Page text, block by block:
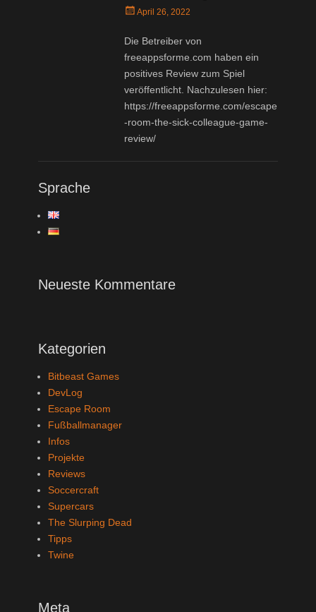
PostedApril 26, 2022
Die Betreiber von
freeappsforme.com haben ein
positives Review zum Spiel
veröffentlicht. Nachzulesen hier:
https://freeappsforme.com/escape
-room-the-sick-colleague-game-
review/
Sprache
Neueste Kommentare
Kategorien
Bitbeast Games
DevLog
Escape Room
Fußballmanager
Infos
Projekte
Reviews
Soccercraft
Supercars
The Slurping Dead
Tipps
Twine
Meta